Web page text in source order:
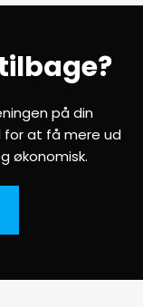
på din
for at få mere ud
økonomisk.